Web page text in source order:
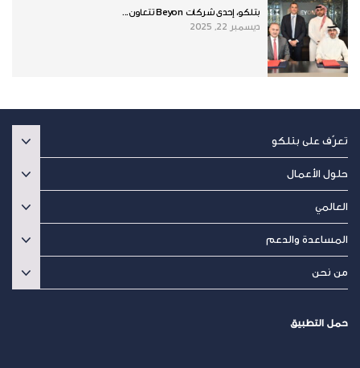
بتلكو، إحدى شركات Beyon تتعاون...
ديسمبر 22, 2025
تعرّف على بتلكو
حلول الأعمال
العالمي
المساعدة والدعم
من نحن
حمل التطبيق